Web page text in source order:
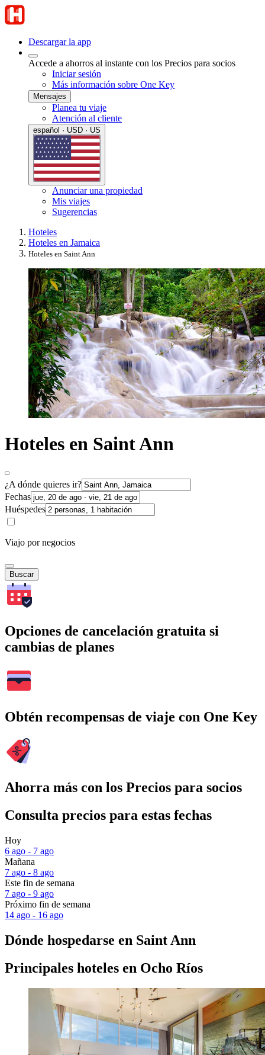
Descargar la app
Accede a ahorros al instante con los Precios para socios
Iniciar sesión
Más información sobre One Key
Mensajes
Planea tu viaje
Atención al cliente
español · USD · US
Anunciar una propiedad
Mis viajes
Sugerencias
Hoteles
Hoteles en Jamaica
Hoteles en Saint Ann
Hoteles en Saint Ann
¿A dónde quieres ir?
Fechas
Huéspedes
Viajo por negocios
Buscar
Opciones de cancelación gratuita si
cambias de planes
Obtén recompensas de viaje con One Key
Ahorra más con los Precios para socios
Consulta precios para estas fechas
Hoy
6 ago - 7 ago
Mañana
7 ago - 8 ago
Este fin de semana
7 ago - 9 ago
Próximo fin de semana
14 ago - 16 ago
Dónde hospedarse en Saint Ann
Principales hoteles en Ocho Ríos